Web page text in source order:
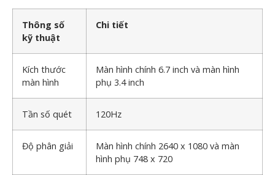
Thông số
kỹ thuật
Chi tiết
Kích thước
màn hình
Màn hình chính 6.7 inch và màn hình
phụ 3.4 inch
Tần số quét 120Hz
Độ phân giải
Màn hình chính 2640 x 1080 và màn
hình phụ 748 x 720